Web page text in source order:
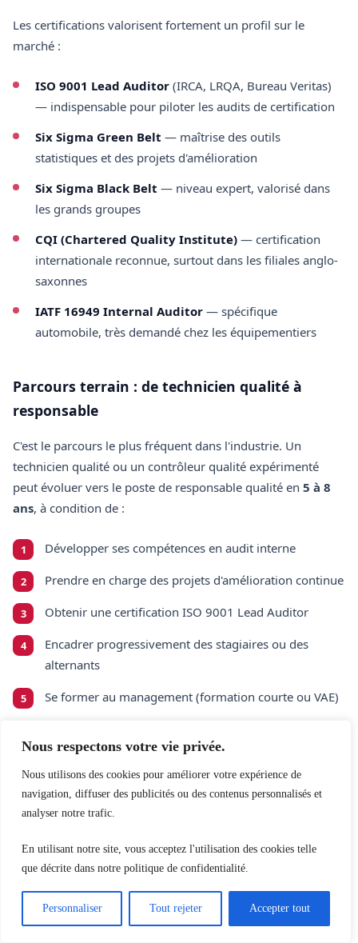
Nous respectons votre vie privée.
Nous utilisons des cookies pour améliorer votre expérience de
navigation, diffuser des publicités ou des contenus personnalisés et
analyser notre trafic.
En utilisant notre site, vous acceptez l'utilisation des cookies telle
que décrite dans notre politique de confidentialité.
Personnaliser Tout rejeter Accepter tout
Les certifications valorisent fortement un profil sur le
marché :
ISO 9001 Lead Auditor (IRCA, LRQA, Bureau Veritas)
— indispensable pour piloter les audits de certification
Six Sigma Green Belt — maîtrise des outils
statistiques et des projets d'amélioration
Six Sigma Black Belt — niveau expert, valorisé dans
les grands groupes
CQI (Chartered Quality Institute) — certification
internationale reconnue, surtout dans les filiales anglo-
saxonnes
IATF 16949 Internal Auditor — spécifique
automobile, très demandé chez les équipementiers
Parcours terrain : de technicien qualité à
responsable
C'est le parcours le plus fréquent dans l'industrie. Un
technicien qualité ou un contrôleur qualité expérimenté
peut évoluer vers le poste de responsable qualité en 5 à 8
ans, à condition de :
Développer ses compétences en audit interne
Prendre en charge des projets d'amélioration continue
Obtenir une certification ISO 9001 Lead Auditor
Encadrer progressivement des stagiaires ou des
alternants
Se former au management (formation courte ou VAE)
Quelles sont les perspectives d'évolution
Vers directeur qualité ou directeur QHSE
C'est l'évolution la plus naturelle. Undirecteur qualité